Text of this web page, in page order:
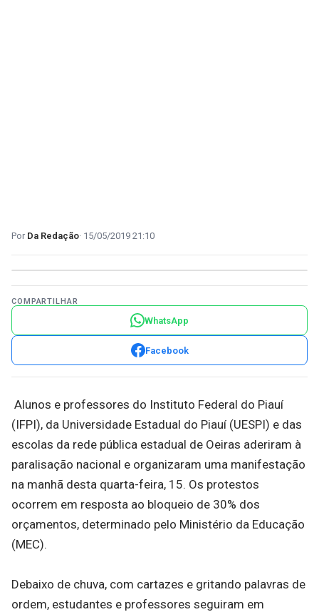
Da Redação 15/05/2019 21:10
COMPARTILHAR
WhatsApp
Facebook
Alunos e professores do Instituto Federal do Piauí
(IFPI), da Universidade Estadual do Piauí (UESPI) e das
escolas da rede pública estadual de Oeiras aderiram à
paralisação nacional e organizaram uma manifestação
na manhã desta quarta-feira, 15. Os protestos
ocorrem em resposta ao bloqueio de 30% dos
orçamentos, determinado pelo Ministério da Educação
(MEC).
Debaixo de chuva, com cartazes e gritando palavras de
ordem, estudantes e professores seguiram em